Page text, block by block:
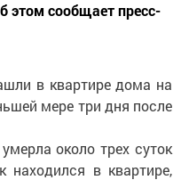
сообщает пресс-
в квартире дома на
мере три дня после
около трех суток
находился в квартире,